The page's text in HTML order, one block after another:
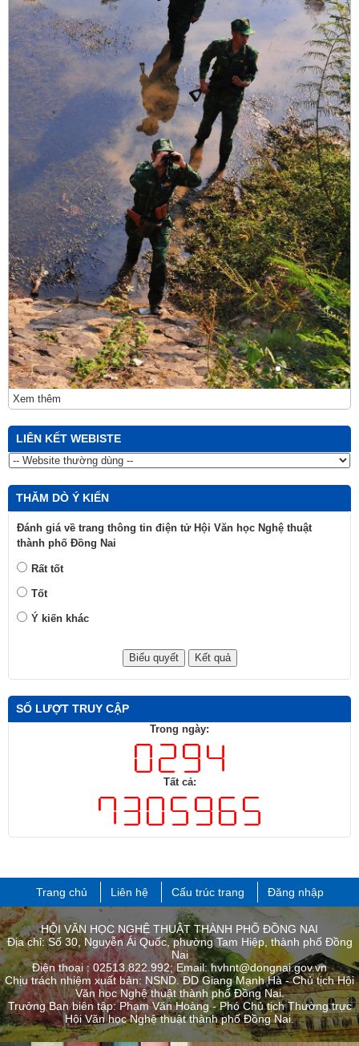
Xem thêm
LIÊN KẾT WEBISTE
THĂM DÒ Ý KIẾN
Đánh giá về trang thông tin điện tử Hội Văn học Nghệ thuật
thành phố Đồng Nai
Rất tốt
Tốt
Ý kiến khác
SỐ LƯỢT TRUY CẬP
Tất cả:
Trang chủ
Nai
Văn học Nghệ thuật thành phố Đồng Nai.
Trưởng Ban biên tập: Phạm Văn Hoàng - Phó Chủ tịch Thường trực
Hội Văn học Nghệ thuật thành phố ​Đồng Nai.